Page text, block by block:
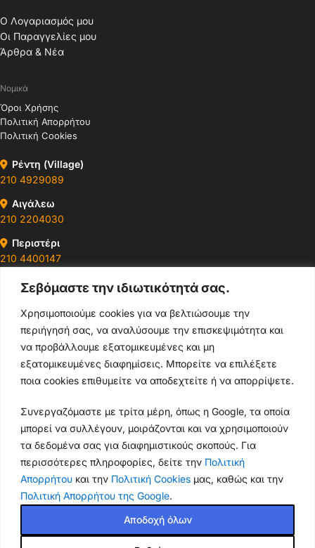
Σεβόμαστε την ιδιωτικότητά σας.
Χρησιμοποιούμε cookies για να βελτιώσουμε την
περιήγησή σας, να αναλύσουμε την επισκεψιμότητα και
να προβάλλουμε εξατομικευμένες και μη
εξατομικευμένες διαφημίσεις. Μπορείτε να επιλέξετε
ποια cookies επιθυμείτε να αποδεχτείτε ή να απορρίψετε.
Συνεργαζόμαστε με τρίτα μέρη, όπως η Google, τα οποία
μπορεί να συλλέγουν, μοιράζονται και να χρησιμοποιούν
τα δεδομένα σας για διαφημιστικούς σκοπούς. Για
περισσότερες πληροφορίες, δείτε την Πολιτική
Απορρήτου και την Πολιτική Cookies μας, καθώς και την
Πολιτική Απορρήτου της Google.
Αποδοχή όλων
Ο Λογαριασμός μου
Οι Παραγγελίες μου
Άρθρα & Νέα
Νομικά
Όροι Χρήσης
Πολιτική Απορρήτου
Πολιτική Cookies
Ρέντη (Village)
210 4929089
Αιγάλεω
210 2204030
Περιστέρι
210 4400147
Ωράρια & Διευθύνσεις →
210 4929089
Κεντρικό τηλέφωνο
info@thikishop.gr
Δευ - Σάβ: 10:00 - 21:00
ΔΩΡΕΑΝ ΑΠΟΣΤΟΛΗ
για παραγγελίες άνω των 35€
Copyright 2025 Powered by ThikiShop.